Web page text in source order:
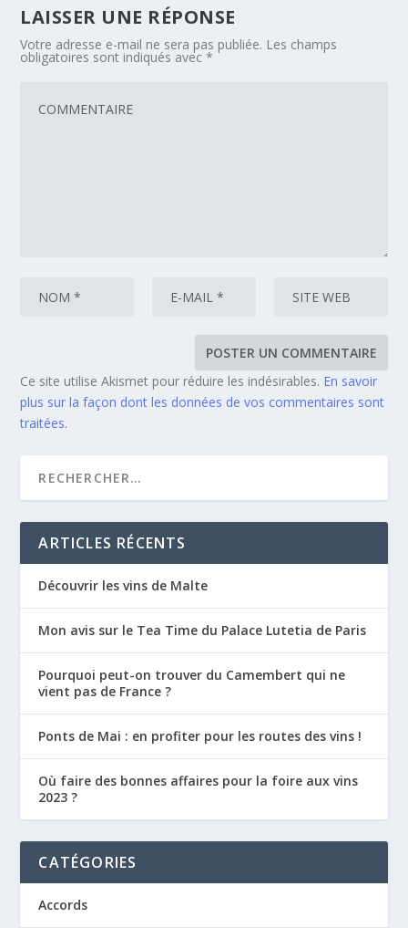
LAISSER UNE RÉPONSE
Votre adresse e-mail ne sera pas publiée. Les champs
obligatoires sont indiqués avec*
Ce site utilise Akismet pour réduire les indésirables. En savoir
plus sur la façon dont les données de vos commentaires sont
traitées.
ARTICLES RÉCENTS
Découvrir les vins de Malte
Mon avis sur le Tea Time du Palace Lutetia de Paris
Pourquoi peut-on trouver du Camembert qui ne
vient pas de France ?
Ponts de Mai : en profiter pour les routes des vins !
Où faire des bonnes affaires pour la foire aux vins
2023 ?
CATÉGORIES
Accords